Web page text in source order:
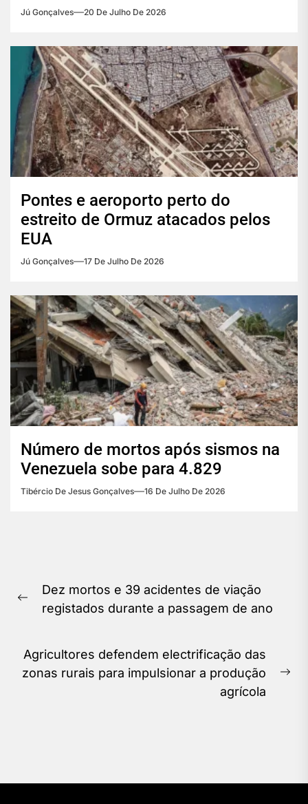
Jú Gonçalves 20 De Julho De 2026
Pontes e aeroporto perto do
estreito de Ormuz atacados pelos
EUA
Jú Gonçalves 17 De Julho De 2026
Número de mortos após sismos na
Venezuela sobe para 4.829
Tibércio De Jesus Gonçalves 16 De Julho De 2026
de
Post
Previous
Dez mortos e 39 acidentes de viação
registados durante a passagem de ano
Agricultores defendem electrificação das
zonas rurais para impulsionar a produção
agrícola